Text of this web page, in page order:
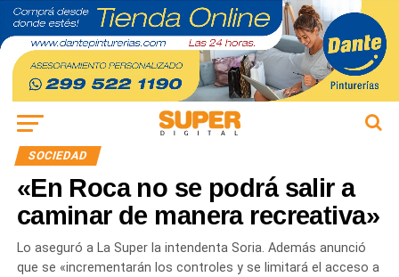
SOCIEDAD
«En Roca no se podrá salir a
caminar de manera recreativa»
Lo aseguró a La Super la intendenta Soria. Además anunció
que se «incrementarán los controles y se limitará el acceso a